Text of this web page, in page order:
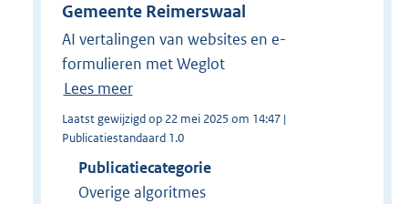
Gemeente Reimerswaal
AI vertalingen van websites en e-
formulieren met Weglot
Lees meer
Laatst gewijzigd op 22 mei 2025 om 14:47 |
Publicatiestandaard 1.0
Publicatiecategorie
Overige algoritmes